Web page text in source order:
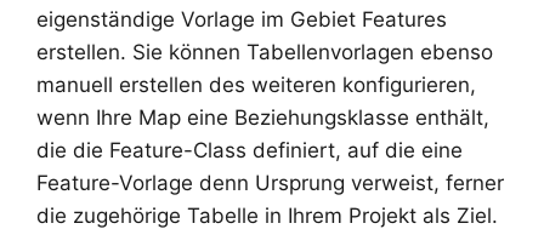
eigenständige Vorlage im Gebiet Features
erstellen. Sie können Tabellenvorlagen ebenso
manuell erstellen des weiteren konfigurieren,
wenn Ihre Map eine Beziehungsklasse enthält,
die die Feature-Class definiert, auf die eine
Feature-Vorlage denn Ursprung verweist, ferner
die zugehörige Tabelle in Ihrem Projekt als Ziel.